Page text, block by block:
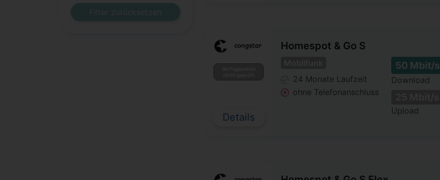
Filter zurücksetzen
Details
Homespot & Go S
24 Monate Laufzeit
ohne Telefonanschluss
50 Mbit/s
Download
Upload